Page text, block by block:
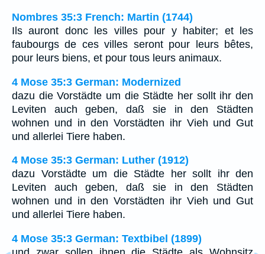
Nombres 35:3 French: Martin (1744)
Ils auront donc les villes pour y habiter; et les
faubourgs de ces villes seront pour leurs bêtes,
pour leurs biens, et pour tous leurs animaux.
4 Mose 35:3 German: Modernized
dazu die Vorstädte um die Städte her sollt ihr den
Leviten auch geben, daß sie in den Städten
wohnen und in den Vorstädten ihr Vieh und Gut
und allerlei Tiere haben.
4 Mose 35:3 German: Luther (1912)
dazu Vorstädte um die Städte her sollt ihr den
Leviten auch geben, daß sie in den Städten
wohnen und in den Vorstädten ihr Vieh und Gut
und allerlei Tiere haben.
4 Mose 35:3 German: Textbibel (1899)